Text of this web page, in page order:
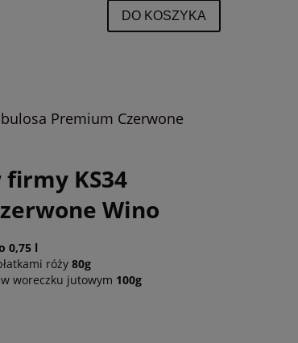
DO KOSZYKA
Premium Czerwone
KS34
Wino
0,75 l
róży80g
woreczku jutowym 100g